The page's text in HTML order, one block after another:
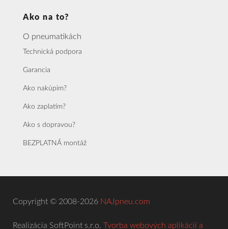
Ako na to?
O pneumatikách
Technická podpora
Garancia
Ako nakúpim?
Ako zaplatím?
Ako s dopravou?
BEZPLATNÁ montáž
Copyright © 2008-2026 NAJpneu.com
Realizácia SoftPoint s.r.o. Tvorba webových aplikácií a